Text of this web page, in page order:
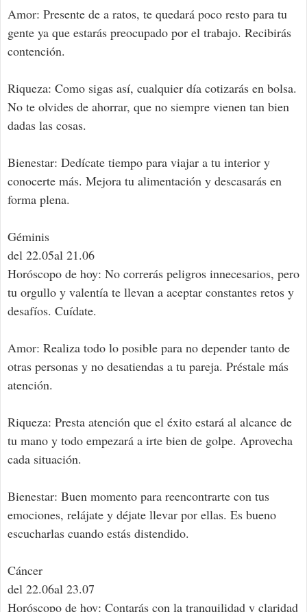
Amor: Presente de a ratos, te quedará poco resto para tu
gente ya que estarás preocupado por el trabajo. Recibirás
contención.
Riqueza: Como sigas así, cualquier día cotizarás en bolsa.
No te olvides de ahorrar, que no siempre vienen tan bien
dadas las cosas.
Bienestar: Dedícate tiempo para viajar a tu interior y
conocerte más. Mejora tu alimentación y descasarás en
forma plena.
Géminis
del 22.05al 21.06
Horóscopo de hoy: No correrás peligros innecesarios, pero
tu orgullo y valentía te llevan a aceptar constantes retos y
desafíos. Cuídate.
Amor: Realiza todo lo posible para no depender tanto de
otras personas y no desatiendas a tu pareja. Préstale más
atención.
Riqueza: Presta atención que el éxito estará al alcance de
tu mano y todo empezará a irte bien de golpe. Aprovecha
cada situación.
Bienestar: Buen momento para reencontrarte con tus
emociones, relájate y déjate llevar por ellas. Es bueno
escucharlas cuando estás distendido.
Cáncer
del 22.06al 23.07
Horóscopo de hoy: Contarás con la tranquilidad y claridad